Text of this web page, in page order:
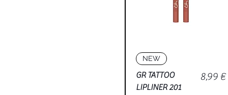
Vista rápida
NEW
GR TATTOO
LIPLINER 201
Precio
8,99 €